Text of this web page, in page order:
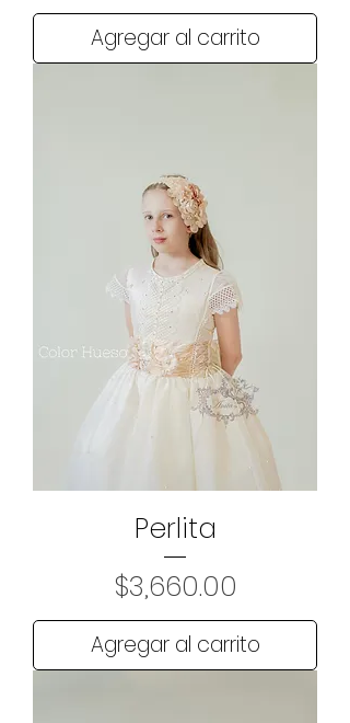
Agregar al carrito
Perlita
Precio
$3,660.00
Agregar al carrito